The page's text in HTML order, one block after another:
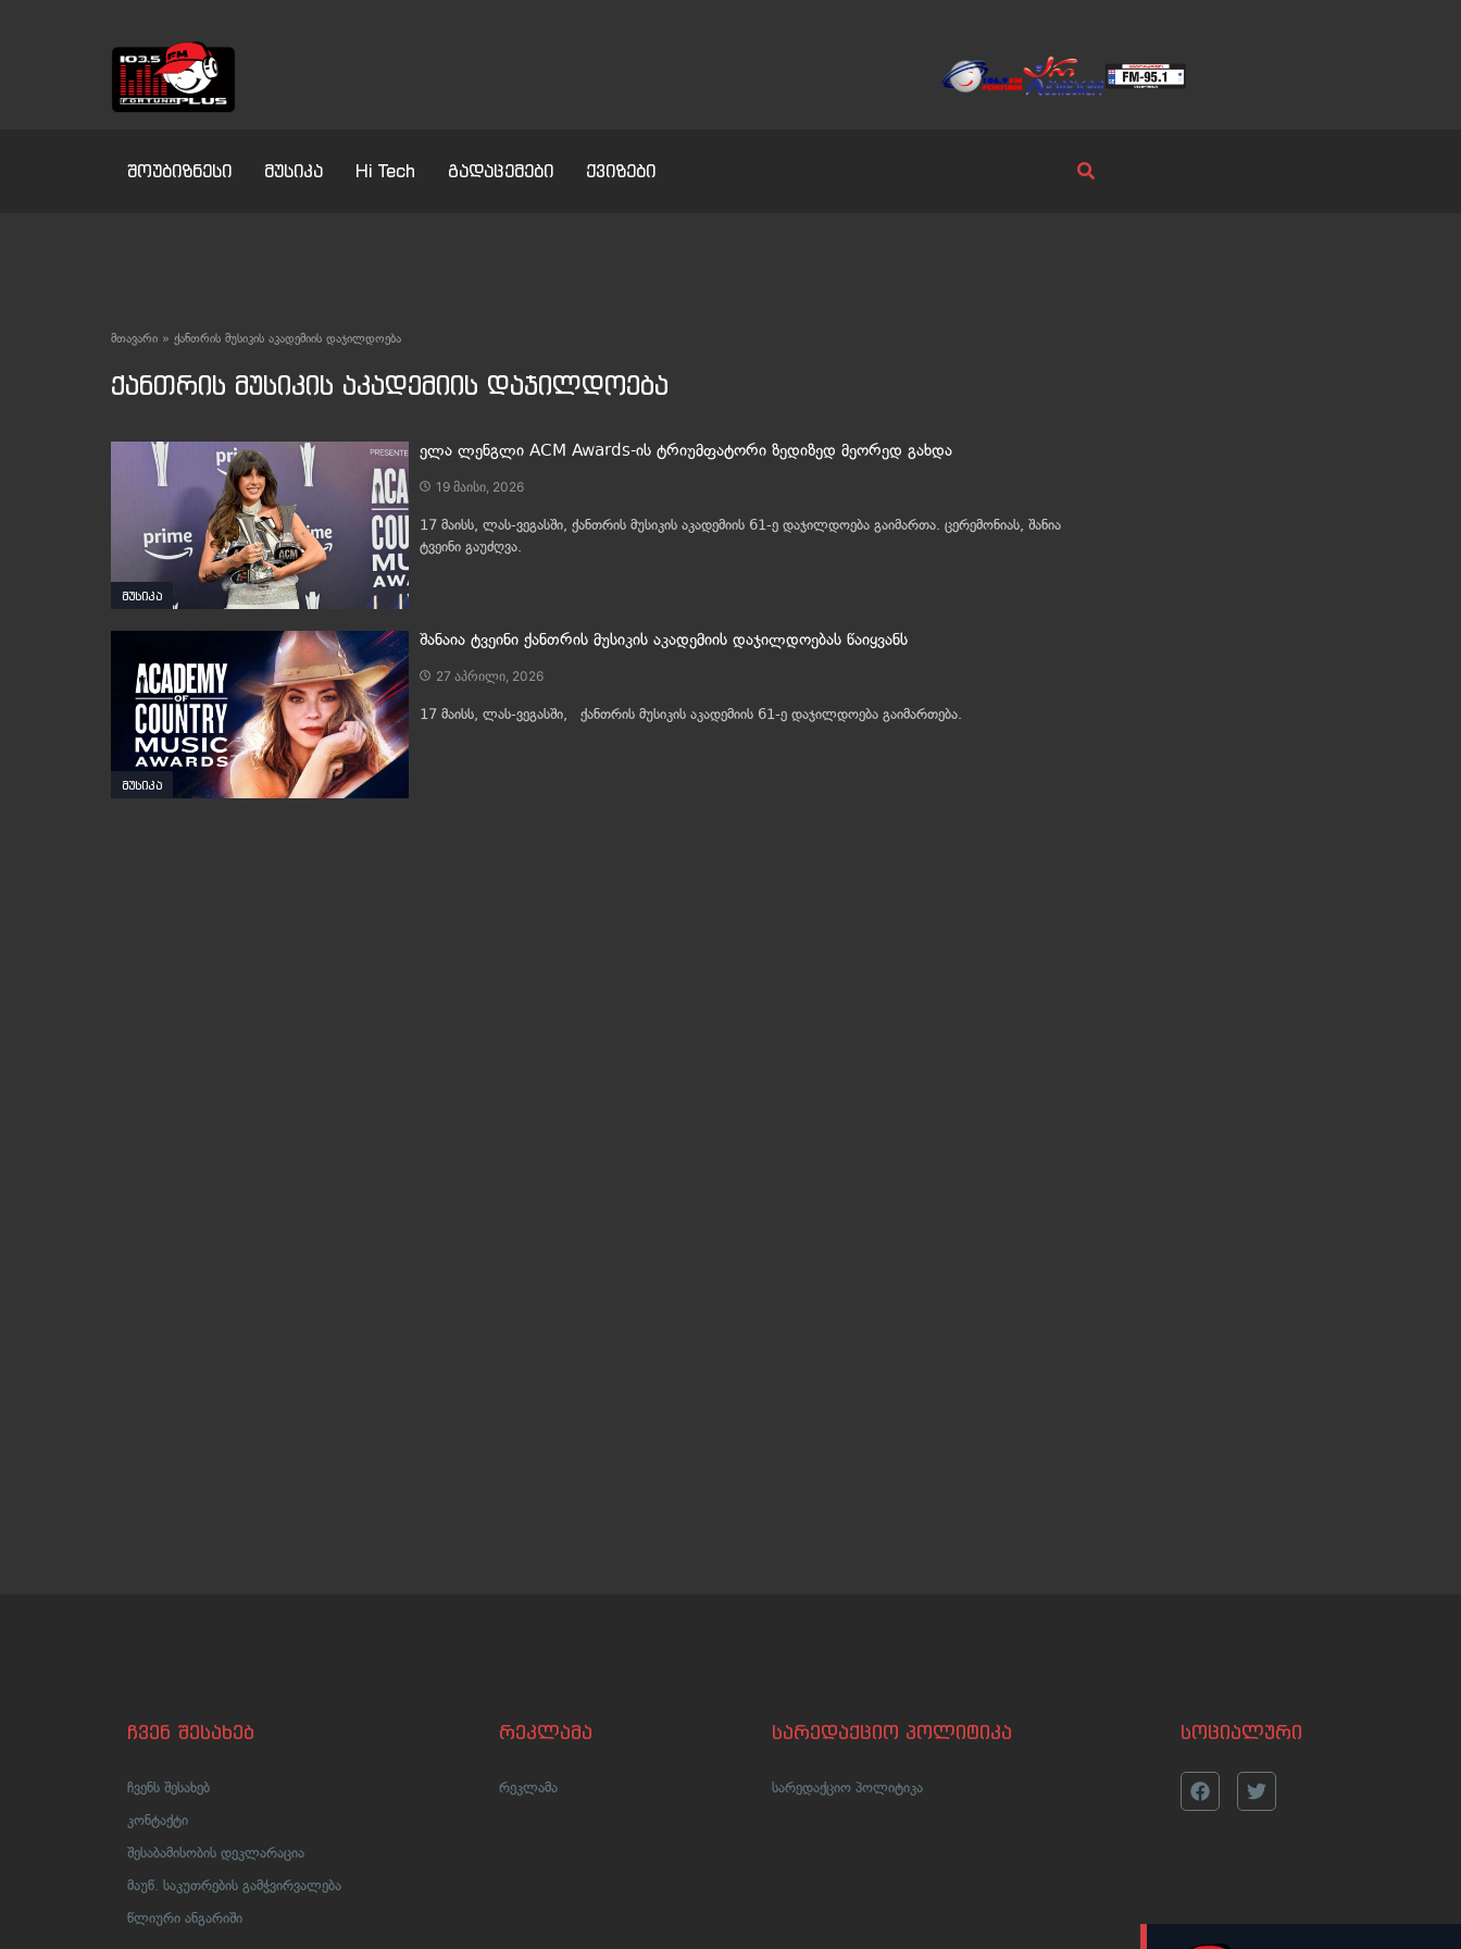
შოუბიზნესი მუსიკა Hi Tech გადაცემები ქვიზები
მთავარი » ქანთრის მუსიკის აკადემიის დაჯილდოება
ქანთრის მუსიკის აკადემიის დაჯილდოება
მუსიკა
ელა ლენგლი ACM Awards-ის ტრიუმფატორი ზედიზედ მეორედ გახდა
19 მაისი, 2026
17 მაისს, ლას-ვეგასში, ქანთრის მუსიკის აკადემიის 61-ე დაჯილდოება გაიმართა. ცერემონიას, შანია
ტვეინი გაუძღვა.
მუსიკა
შანაია ტვეინი ქანთრის მუსიკის აკადემიის დაჯილდოებას წაიყვანს
27 აპრილი, 2026
17 მაისს, ლას-ვეგასში, ქანთრის მუსიკის აკადემიის 61-ე დაჯილდოება გაიმართება.
ჩვენ შესახებ
ჩვენს შესახებ
კონტაქტი
შესაბამისობის დეკლარაცია
მაუწ. საკუთრების გამჭვირვალება
წლიური ანგარიში
რეკლამა
რეკლამა
სარედაქციო პოლიტიკა
სარედაქციო პოლიტიკა
სოციალური